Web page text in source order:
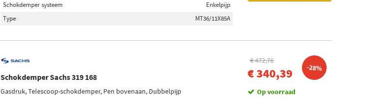
Schokdemper systeem
Enkelpijp
Type
MT36/11X85A
Schokdemper Sachs 319 168
Gasdruk, Telescoop-schokdemper, Pen bovenaan, Dubbelpijp
€ 472,76
€ 340,39 -28%
Op voorraad